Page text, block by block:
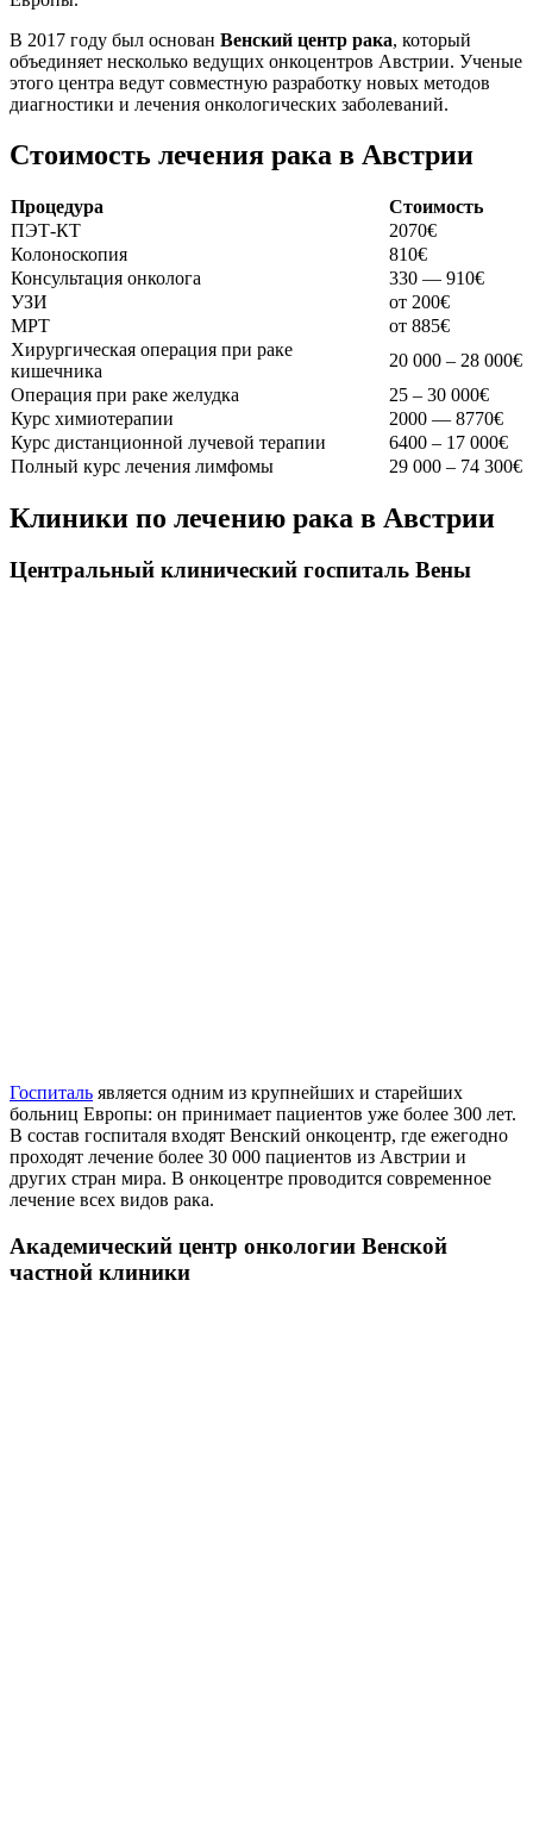
В 2017 году был основан Венский центр рака, который
объединяет несколько ведущих онкоцентров Австрии. Ученые
этого центра ведут совместную разработку новых методов
диагностики и лечения онкологических заболеваний.
Стоимость лечения рака в Австрии
Процедура
Стоимость
ПЭТ-КТ
2070€
Колоноскопия
810€
Консультация онколога
330 — 910€
УЗИ
от 200€
МРТ
от 885€
Хирургическая операция при раке
кишечника
20 000 – 28 000€
Операция при раке желудка
25 – 30 000€
Курс химиотерапии
2000 — 8770€
Курс дистанционной лучевой терапии
6400 – 17 000€
Полный курс лечения лимфомы
29 000 – 74 300€
Клиники по лечению рака в Австрии
Центральный клинический госпиталь Вены
Госпиталь является одним из крупнейших и старейших
больниц Европы: он принимает пациентов уже более 300 лет.
В состав госпиталя входят Венский онкоцентр, где ежегодно
проходят лечение более 30 000 пациентов из Австрии и
других стран мира. В онкоцентре проводится современное
лечение всех видов рака.
Академический центр онкологии Венской
частной клиники